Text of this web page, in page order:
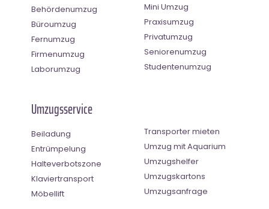
Behördenumzug
Büroumzug
Fernumzug
Firmenumzug
Laborumzug
Mini Umzug
Praxisumzug
Privatumzug
Seniorenumzug
Studentenumzug
Umzugsservice
Beiladung
Entrümpelung
Halteverbotszone
Klaviertransport
Möbellift
Transporter mieten
Umzug mit Aquarium
Umzugshelfer
Umzugskartons
Umzugsanfrage